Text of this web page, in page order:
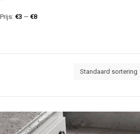
Standaard sortering
Prijs: €3 — €8